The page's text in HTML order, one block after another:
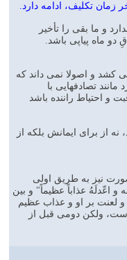
زمان تكليف، ادامه دارد.
و ما بقى را تأخير
دو ماه پياپى باشد.
كشد و اصولا نمى داند كه
تصادفهايى با
و احتياط راننده باشد
از براى ايمانش بلكه از
نيز به طريق اولى
اعّدلَهُ عذاباً عظيماً" و بين
لعنت بر او و عذاب عظيم
ولكن دومى قبل از